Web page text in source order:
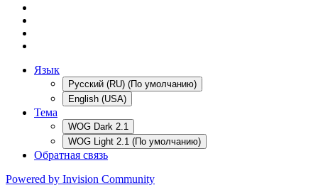
Язык
Русский (RU) (По умолчанию)
English (USA)
Тема
WOG Dark 2.1
WOG Light 2.1 (По умолчанию)
Обратная связь
Powered by Invision Community